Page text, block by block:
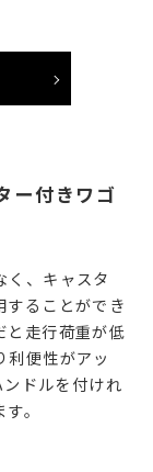
ー付きワゴ
く、キャスタ
することができ
と走行荷重が低
利便性がアッ
ドルを付けれ
。